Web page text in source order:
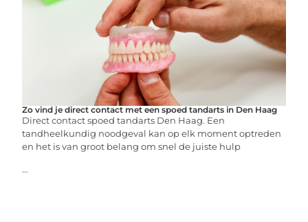
Zo vind je direct contact met een spoed tandarts in Den Haag
Direct contact spoed tandarts Den Haag. Een
tandheelkundig noodgeval kan op elk moment optreden
en het is van groot belang om snel de juiste hulp
...